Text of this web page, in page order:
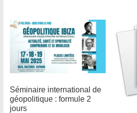
Séminaire international de
géopolitique : formule 2
jours